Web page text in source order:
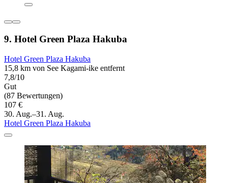
9. Hotel Green Plaza Hakuba
Hotel Green Plaza Hakuba
15,8 km von See Kagami-ike entfernt
7,8/10
Gut
(87 Bewertungen)
107 €
30. Aug.–31. Aug.
Hotel Green Plaza Hakuba